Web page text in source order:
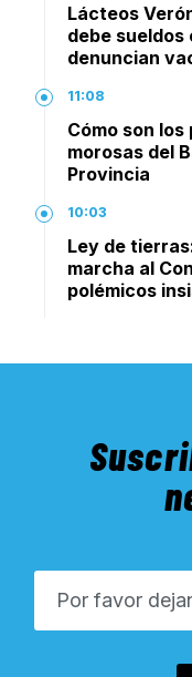
Lácteos
debe sueldos
denuncian
11:08
Cómo son
morosas del
Provincia
10:03
Ley de
marcha al
polémicos